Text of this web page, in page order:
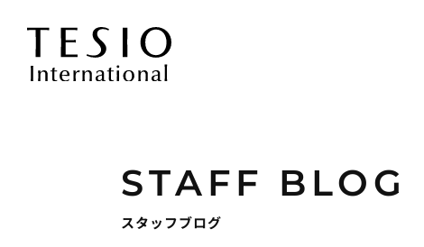
STAFF BLOG
スタッフブログ